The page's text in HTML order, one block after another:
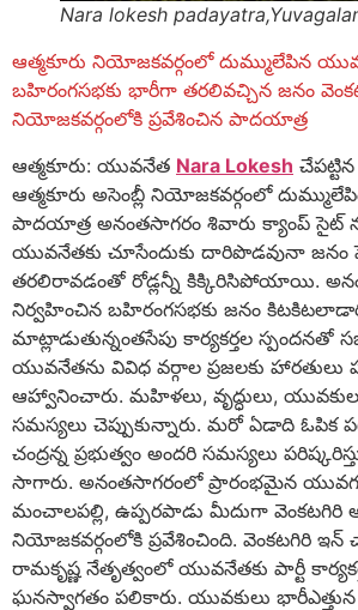
Nara lokesh
ఆత్మకూరు నియోజకవర్గంలో దుమ్ములేపిన
బహిరంగసభకు భారీగా తరలివచ్చిన జనం
నియోజకవర్గంలోకి ప్రవేశించిన పాదయాత్ర
ఆత్మకూరు: యువనేత Nara Lokesh
ఆత్మకూరు అసెంబ్లీ నియోజకవర్గంలో
పాదయాత్ర అనంతసాగరం శివారు క్యాంప్ సైట్
యువనేతకు చూసేందుకు దారిపొడవునా జనం
తరలిరావడంతో రోడ్లన్నీ కిక్కిరిసిపోయాయి.
నిర్వహించిన బహిరంగసభకు జనం
మాట్లాడుతున్నంతసేపు కార్యకర్తల స్పందనతో
యువనేతను వివిధ వర్గాల ప్రజలకు హారతులు
ఆహ్వానించారు. మహిళలు, వృద్ధులు,
సమస్యలు చెప్పుకున్నారు. మరో ఏడాది
చంద్రన్న ప్రభుత్వం అందరి సమస్యలు
సాగారు. అనంతసాగరంలో ప్రారంభమైన
మంచాలపల్లి, ఉప్పరపాడు మీదుగా వెంకటగిరి
నియోజకవర్గంలోకి ప్రవేశించింది. వెంకటగిరి ఇన్
రామకృష్ణ నేతృత్వంలో యువనేతకు పార్టీ
ఘనస్వాగతం పలికారు. యువకులు